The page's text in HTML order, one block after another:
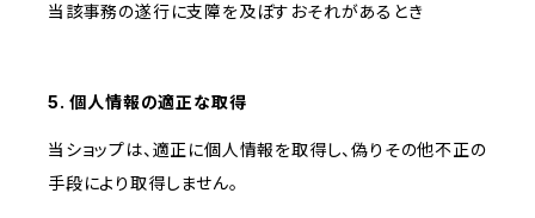
当該事務の遂行に支障を及ぼすおそれがあるとき
5. 個人情報の適正な取得
当ショップは、適正に個人情報を取得し、偽りその他不正の
手段により取得しません。